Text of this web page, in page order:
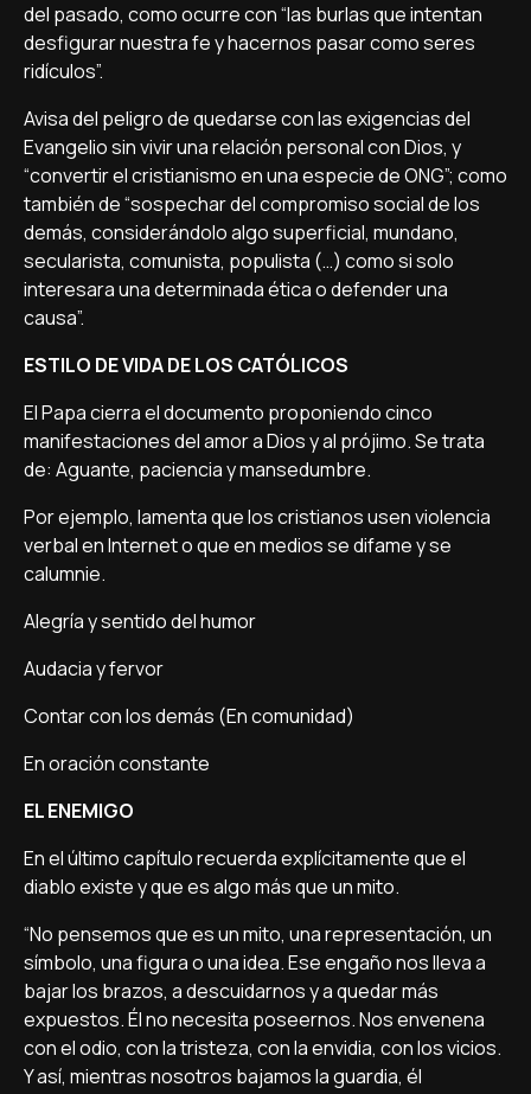
del pasado, como ocurre con “las burlas que intentan
desfigurar nuestra fe y hacernos pasar como seres
ridículos”.
Avisa del peligro de quedarse con las exigencias del
Evangelio sin vivir una relación personal con Dios, y
“convertir el cristianismo en una especie de ONG”; como
también de “sospechar del compromiso social de los
demás, considerándolo algo superficial, mundano,
secularista, comunista, populista (…) como si solo
interesara una determinada ética o defender una
causa”.
ESTILO DE VIDA DE LOS CATÓLICOS
El Papa cierra el documento proponiendo cinco
manifestaciones del amor a Dios y al prójimo. Se trata
de: Aguante, paciencia y mansedumbre.
Por ejemplo, lamenta que los cristianos usen violencia
verbal en Internet o que en medios se difame y se
calumnie.
Alegría y sentido del humor
Audacia y fervor
Contar con los demás (En comunidad)
En oración constante
EL ENEMIGO
En el último capítulo recuerda explícitamente que el
diablo existe y que es algo más que un mito.
“No pensemos que es un mito, una representación, un
símbolo, una figura o una idea. Ese engaño nos lleva a
bajar los brazos, a descuidarnos y a quedar más
expuestos. Él no necesita poseernos. Nos envenena
con el odio, con la tristeza, con la envidia, con los vicios.
Y así, mientras nosotros bajamos la guardia, él